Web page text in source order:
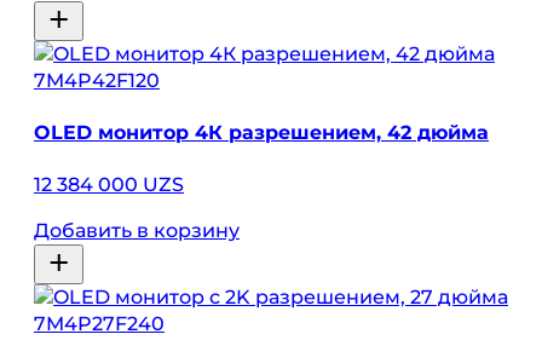
7M4P42F120
OLED монитор 4К разрешением, 42 дюйма
12 384 000 UZS
Добавить в корзину
7M4P27F240